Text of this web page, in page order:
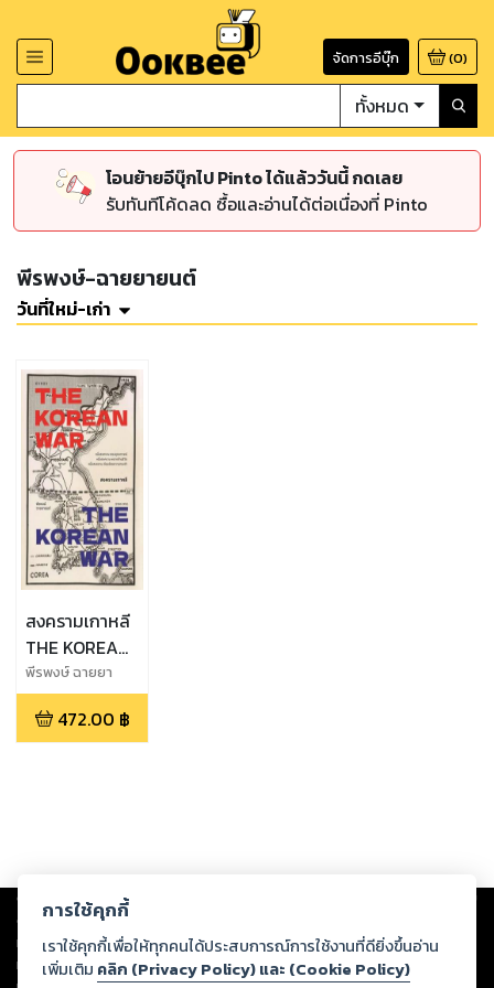
จัดการอีบุ๊ก (0)
ทั้งหมด
โอนย้ายอีบุ๊กไป Pinto ได้แล้ววันนี้ กดเลย
รับทันทีโค้ดลด ซื้อและอ่านได้ต่อเนื่องที่ Pinto
พีรพงษ์-ฉายยายนต์
วันที่ใหม่-เก่า
สงครามเกาหลี
THE KOREAN
WAR
พีรพงษ์ ฉายยา
ยนต์
472.00 ฿
Copyright © 2026
ต่อผลงานหรือเนื้อหาใดที่อัปโหลดผ่านเว็บไซต์และปรากฏว่าละเมิดสิทธิใน
ทรัพย์สินทางปัญญาของบุคคลอื่นหรือขัดต่อกฎหมายและศีลธรรม ดังนั้น ผู้อ่าน
ทุกท่านโปรดใช้วิจารณญาณในการกลั่นกรองด้วยตนเอง และหากท่านพบว่าส่วน
การใช้คุกกี้
เราใช้คุกกี้เพื่อให้ทุกคนได้ประสบการณ์การใช้งานที่ดียิ่งขึ้นอ่าน
เพิ่มเติม คลิก (Privacy Policy) และ (Cookie Policy)